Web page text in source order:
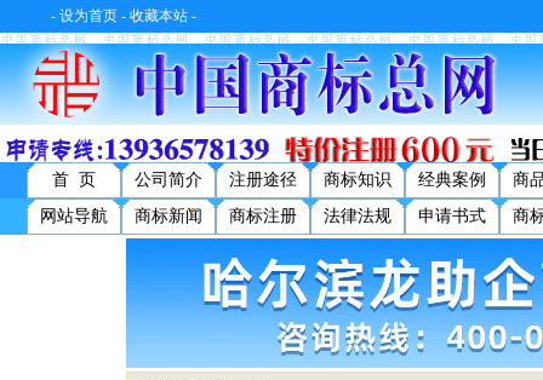
- 设为首页 - 收藏本站 -
首 页 公司简介 注册途径 商标知识 经典案例
商
网站导航
商标新闻 商标注册 法律法规 申请书式 商